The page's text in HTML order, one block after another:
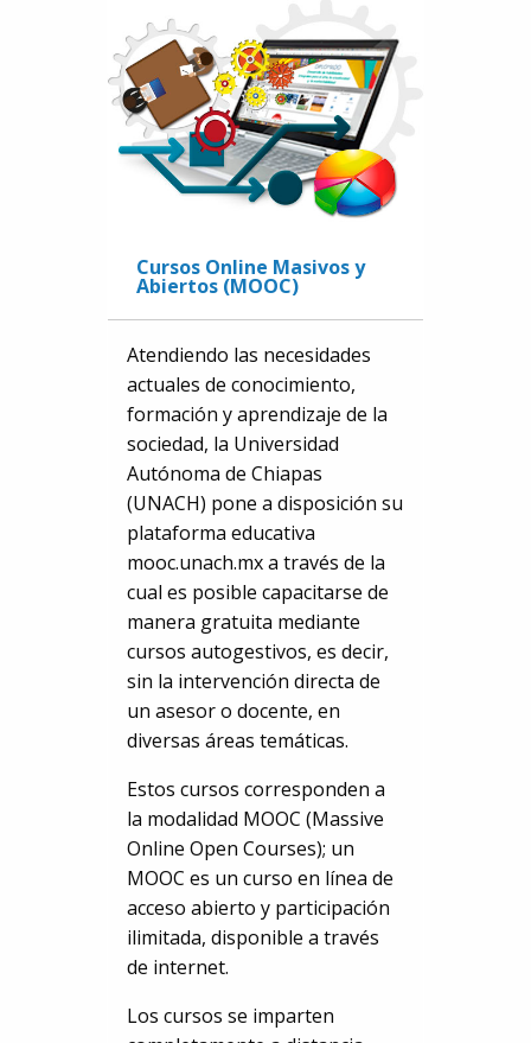
Cursos Online Masivos y
Abiertos (MOOC)
Atendiendo las necesidades
actuales de conocimiento,
formación y aprendizaje de la
sociedad, la Universidad
Autónoma de Chiapas
(UNACH) pone a disposición su
plataforma educativa
mooc.unach.mx a través de la
cual es posible capacitarse de
manera gratuita mediante
cursos autogestivos, es decir,
sin la intervención directa de
un asesor o docente, en
diversas áreas temáticas.
Estos cursos corresponden a
la modalidad MOOC (Massive
Online Open Courses); un
MOOC es un curso en línea de
acceso abierto y participación
ilimitada, disponible a través
de internet.
Los cursos se imparten